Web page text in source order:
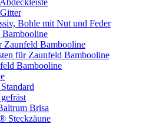
Bohle mit Nut und Feder
Bambooline
Zaunfeld Bambooline
für Zaunfeld Bambooline
Bambooline
Brisa
Steckzäune